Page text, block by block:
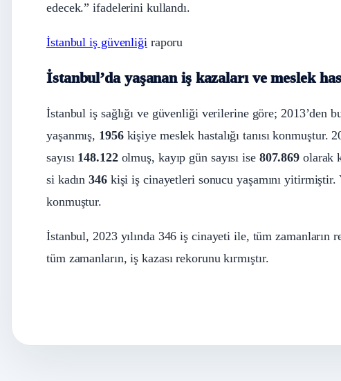
edecek.” ifadelerini kullandı.
İstanbul iş güvenliğiraporu
İstanbul’da yaşanan iş kazaları ve meslek
İstanbul iş sağlığı ve güvenliği verilerine göre; 2013’den
yaşanmış, 1956kişiye meslek hastalığı tanısı konmuştur.
sayısı 148.122olmuş, kayıp gün sayısı ise 807.869 olarak
si kadın346kişi iş cinayetleri sonucu yaşamını yitirmiştir.
konmuştur.
İstanbul, 2023 yılında 346 iş cinayeti ile, tüm zamanların
tüm zamanların, iş kazası rekorunu kırmıştır.